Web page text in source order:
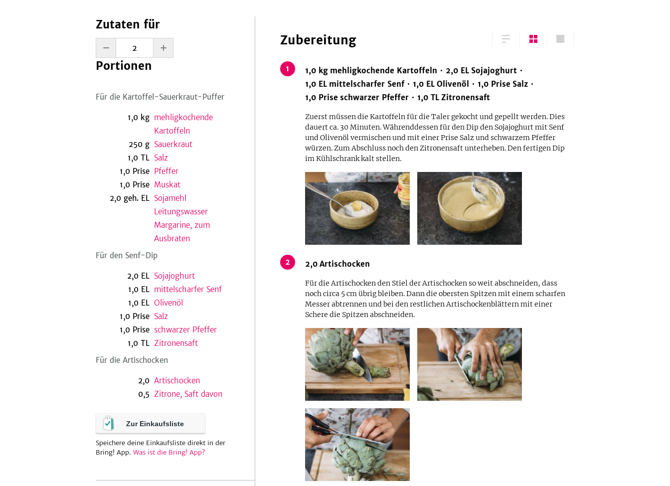
Zutaten für
Portionen
Für die Kartoffel-Sauerkraut-Puffer
1,0 kg mehligkochende
Kartoffeln
250 g Sauerkraut
1,0 TL Salz
1,0 Prise Pfeffer
1,0 Prise Muskat
2,0 geh. EL Sojamehl
Leitungswasser
Margarine, zum
Ausbraten
Für den Senf-Dip
2,0 EL Sojajoghurt
1,0 EL mittelscharfer Senf
1,0 EL Olivenöl
1,0 Prise Salz
1,0 Prise schwarzer Pfeffer
1,0 TL Zitronensaft
Für die Artischocken
2,0 Artischocken
0,5 Zitrone, Saft davon
Zur Einkaufsliste
Speichere deine Einkaufsliste direkt in der
Bring! App. Was ist die Bring! App?
Zubereitung
1 1,0 kg mehligkochende Kartoffeln 2,0 EL Sojajoghurt
1,0 EL mittelscharfer Senf 1,0 EL Olivenöl 1,0 Prise Salz
1,0 Prise schwarzer Pfeffer 1,0 TL Zitronensaft
Zuerst müssen die Kartoffeln für die Taler gekocht und gepellt werden. Dies
dauert ca. 30 Minuten. Währenddessen für den Dip den Sojajoghurt mit Senf
und Olivenöl vermischen und mit einer Prise Salz und schwarzem Pfeffer
würzen. Zum Abschluss noch den Zitronensaft unterheben. Den fertigen Dip
im Kühlschrank kalt stellen.
2 2,0 Artischocken
Für die Artischocken den Stiel der Artischocken so weit abschneiden, dass
noch circa 5 cm übrig bleiben. Dann die obersten Spitzen mit einem scharfen
Messer abtrennen und bei den restlichen Artischockenblättern mit einer
Schere die Spitzen abschneiden.